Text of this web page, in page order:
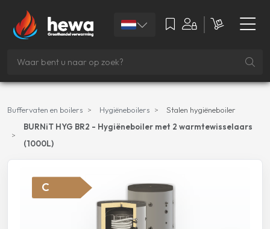
Buffervaten en boilers Hygiëneboilers
Stalen hygiëneboiler
BURNiT HYG BR2 - Hygiëneboiler met 2 warmtewisselaars
(1000L)
C